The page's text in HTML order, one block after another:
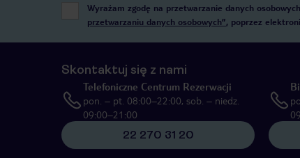
Wyrażam zgodę na przetwarzanie danych
przetwarzaniu danych osobowych”, poprzez
Skontaktuj się z nami
Telefoniczne Centrum Rezerwacji
pon. – pt. 08:00–22:00, sob. – niedz.
09:00–21:00
22 270 31 20